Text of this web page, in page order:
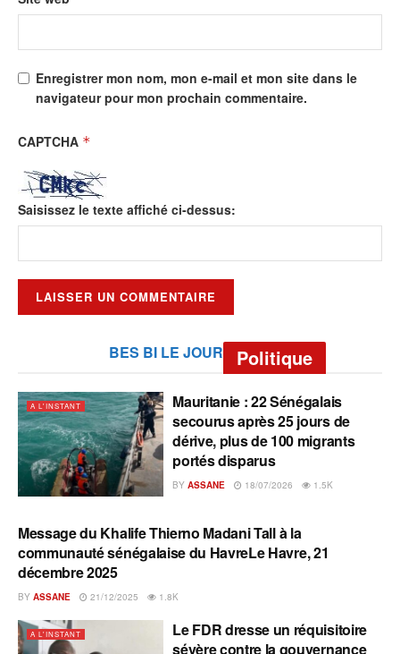
Enregistrer mon nom, mon e-mail et mon site dans le
navigateur pour mon prochain commentaire.
CAPTCHA *
Saisissez le texte affiché ci-dessus:
BES BI LE JOUR Politique
A L'INSTANT
Mauritanie : 22 Sénégalais
secourus après 25 jours de
dérive, plus de 100 migrants
portés disparus
BY ASSANE 18/07/2026 1.5K
A L'INSTANT
Message du Khalife Thierno Madani Tall à la
communauté sénégalaise du HavreLe Havre, 21
décembre 2025
BY ASSANE 21/12/2025 1.8K
A L'INSTANT
Le FDR dresse un réquisitoire
sévère contre la gouvernance